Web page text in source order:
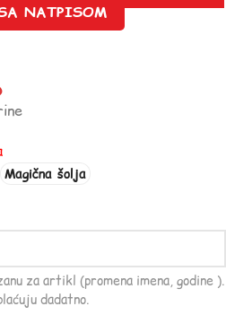
NATPISOM
Magična šolja
za artikl (promena imena, godine ).
dadatno.